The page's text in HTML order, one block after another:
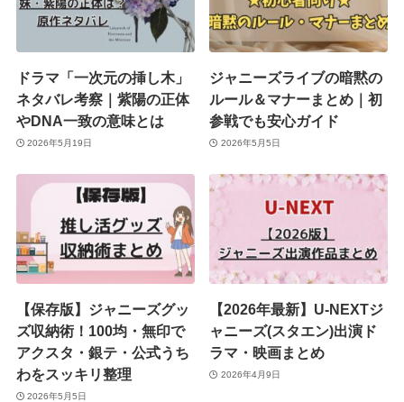
ドラマ「一次元の挿し木」
ネタバレ考察｜紫陽の正体
やDNA一致の意味とは
2026年5月19日
ジャニーズライブの暗黙の
ルール＆マナーまとめ｜初
参戦でも安心ガイド
2026年5月5日
【保存版】ジャニーズグッ
ズ収納術！100均・無印で
アクスタ・銀テ・公式うち
わをスッキリ整理
2026年5月5日
【2026年最新】U-NEXTジ
ャニーズ(スタエン)出演ド
ラマ・映画まとめ
2026年4月9日